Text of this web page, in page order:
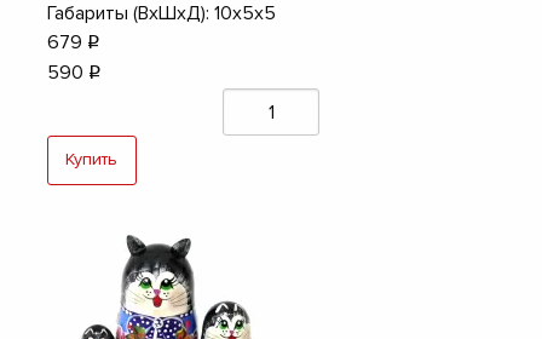
Габариты (ВхШхД): 10х5х5
679 q
590 q
Купить